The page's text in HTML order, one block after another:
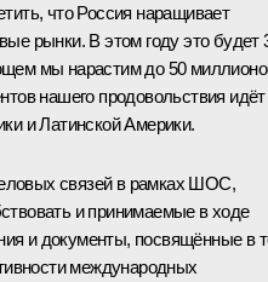
что Россия наращивает
рынки. В этом году это будет
мы нарастим до 50
нашего продовольствия идёт
и Латинской Америки.
связей в рамках ШОС,
и принимаемые в ходе
и документы, посвящённые в
международных